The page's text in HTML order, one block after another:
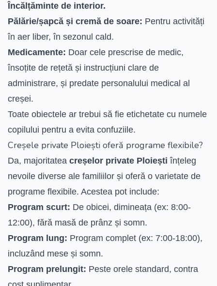
Încălțăminte de interior.
Pălărie/șapcă și cremă de soare: Pentru activități
în aer liber, în sezonul cald.
Medicamente: Doar cele prescrise de medic,
însoțite de rețetă și instrucțiuni clare de
administrare, și predate personalului medical al
creșei.
Toate obiectele ar trebui să fie etichetate cu numele
copilului pentru a evita confuziile.
Creșele private Ploiești oferă programe flexibile?
Da, majoritatea creșelor private Ploiești înțeleg
nevoile diverse ale familiilor și oferă o varietate de
programe flexibile. Acestea pot include:
Program scurt: De obicei, dimineața (ex: 8:00-
12:00), fără masă de prânz și somn.
Program lung: Program complet (ex: 7:00-18:00),
incluzând mese și somn.
Program prelungit: Peste orele standard, contra